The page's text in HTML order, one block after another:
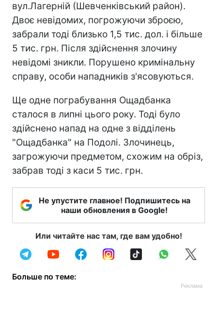
вул.Лагерній (Шевченківський район).
Двоє невідомих, погрожуючи зброєю,
забрали тоді близько 1,5 тис. дол. і більше
5 тис. грн. Після здійснення злочину
невідомі зникли. Порушено кримінальну
справу, особи нападників з'ясовуються.
Ще одне пограбування Ощадбанка
сталося в липні цього року. Тоді було
здійснено напад на одне з відділень
"Ощадбанка" на Подолі. Злочинець,
загрожуючи предметом, схожим на обріз,
забрав тоді з каси 5 тис. грн.
Не упустите главное! Подпишитесь на
наши обновления в Google!
Или читайте нас там, где вам удобно!
Больше по теме: